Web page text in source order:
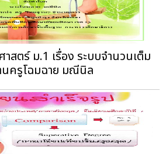
ตร์ ม.1 เรื่อง ระบบจำนวนเต็ม
นครูโฉมฉาย มณีนิล